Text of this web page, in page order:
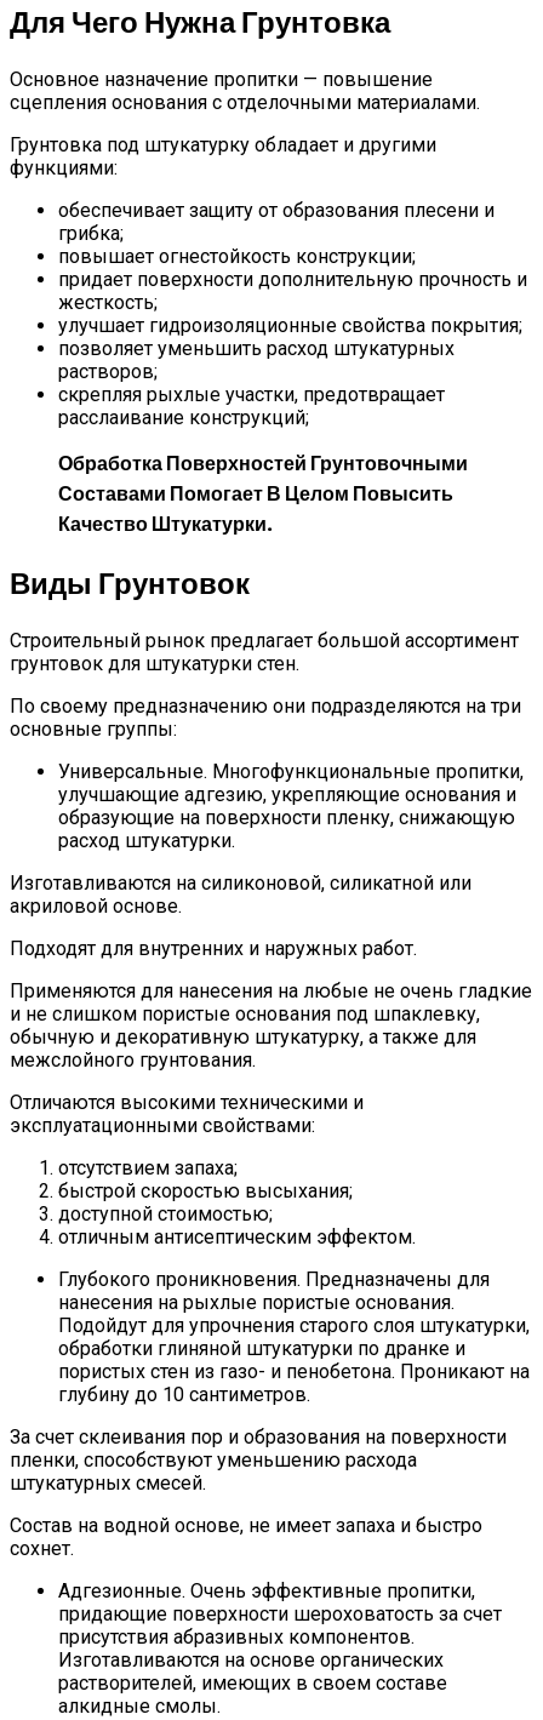
Для Чего Нужна Грунтовка
Основное назначение пропитки — повышение
сцепления основания с отделочными материалами.
Грунтовка под штукатурку обладает и другими
функциями:
обеспечивает защиту от образования плесени и
грибка;
повышает огнестойкость конструкции;
придает поверхности дополнительную прочность и
жесткость;
улучшает гидроизоляционные свойства покрытия;
позволяет уменьшить расход штукатурных
растворов;
скрепляя рыхлые участки, предотвращает
расслаивание конструкций;
Обработка Поверхностей Грунтовочными
Составами Помогает В Целом Повысить
Качество Штукатурки.
Виды Грунтовок
Строительный рынок предлагает большой ассортимент
грунтовок для штукатурки стен.
По своему предназначению они подразделяются на три
основные группы:
Универсальные. Многофункциональные пропитки,
улучшающие адгезию, укрепляющие основания и
образующие на поверхности пленку, снижающую
расход штукатурки.
Изготавливаются на силиконовой, силикатной или
акриловой основе.
Подходят для внутренних и наружных работ.
Применяются для нанесения на любые не очень гладкие
и не слишком пористые основания под шпаклевку,
обычную и декоративную штукатурку, а также для
межслойного грунтования.
Отличаются высокими техническими и
эксплуатационными свойствами:
отсутствием запаха;
быстрой скоростью высыхания;
доступной стоимостью;
отличным антисептическим эффектом.
Глубокого проникновения. Предназначены для
нанесения на рыхлые пористые основания.
Подойдут для упрочнения старого слоя штукатурки,
обработки глиняной штукатурки по дранке и
пористых стен из газо- и пенобетона. Проникают на
глубину до 10 сантиметров.
За счет склеивания пор и образования на поверхности
пленки, способствуют уменьшению расхода
штукатурных смесей.
Состав на водной основе, не имеет запаха и быстро
сохнет.
Адгезионные. Очень эффективные пропитки,
придающие поверхности шероховатость за счет
присутствия абразивных компонентов.
Изготавливаются на основе органических
растворителей, имеющих в своем составе
алкидные смолы.